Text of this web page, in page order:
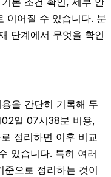
이어질 수 있습니다. 분
단계에서 무엇을 확인
을 간단히 기록해 두
일 07시38분 비용,
정리하면 이후 비교
있습니다. 특히 여러
으로 정리하는 것이